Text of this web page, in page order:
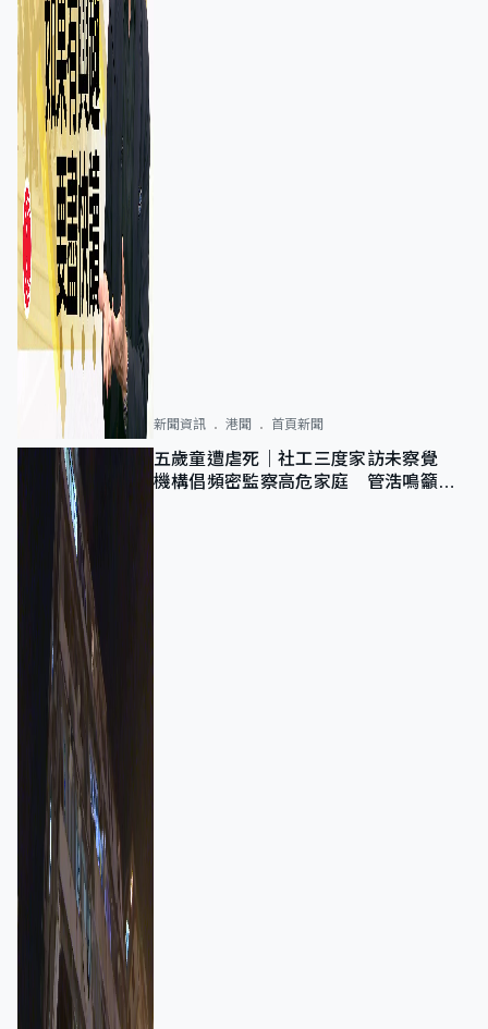
新聞資訊 港聞 首頁新聞
五歲童遭虐死｜社工三度家訪未察覺
機構倡頻密監察高危家庭 管浩鳴籲加